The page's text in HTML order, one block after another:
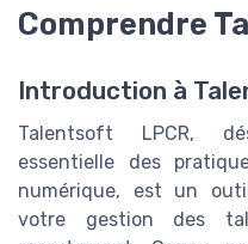
Comprendre
Introduction à
Talentsoft LPCR,
essentielle des
numérique, est un
votre gestion des